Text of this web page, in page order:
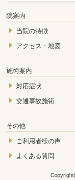
院案内
当院の特徴
アクセス・地図
施術案内
対応症状
交通事故施術
その他
ご利用者様の声
よくある質問